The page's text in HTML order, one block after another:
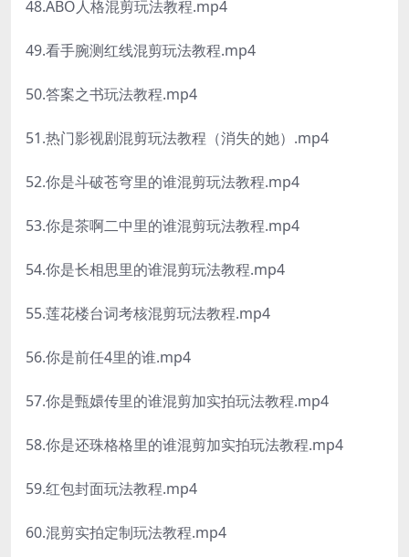
48.ABO人格混剪玩法教程.mp4
49.看手腕测红线混剪玩法教程.mp4
50.答案之书玩法教程.mp4
51.热门影视剧混剪玩法教程（消失的她）.mp4
52.你是斗破苍穹里的谁混剪玩法教程.mp4
53.你是茶啊二中里的谁混剪玩法教程.mp4
54.你是长相思里的谁混剪玩法教程.mp4
55.莲花楼台词考核混剪玩法教程.mp4
56.你是前任4里的谁.mp4
57.你是甄嬛传里的谁混剪加实拍玩法教程.mp4
58.你是还珠格格里的谁混剪加实拍玩法教程.mp4
59.红包封面玩法教程.mp4
60.混剪实拍定制玩法教程.mp4